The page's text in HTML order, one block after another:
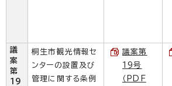
議
案
第
19
桐生市観光情報セ
ンターの設置及び
管理に関する条例
議案第
19号
（PDF